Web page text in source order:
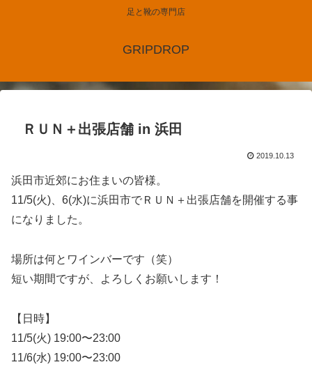
足と靴の専門店
GRIPDROP
ＲＵＮ＋出張店舗 in 浜田
2019.10.13
浜田市近郊にお住まいの皆様。
11/5(火)、6(水)に浜田市でＲＵＮ＋出張店舗を開催する事
になりました。
場所は何とワインバーです（笑）
短い期間ですが、よろしくお願いします！
【日時】
11/5(火) 19:00〜23:00
11/6(水) 19:00〜23:00